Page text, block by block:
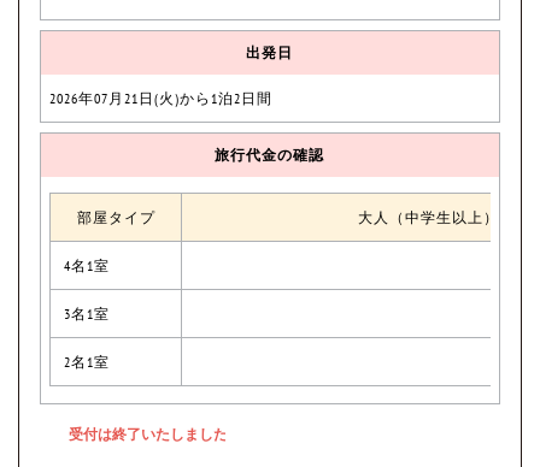
出発日
2026年07月21日(火)から1泊2日間
旅行代金の確認
部屋タイプ 大人（中学生以上）
4名1室
3名1室
2名1室